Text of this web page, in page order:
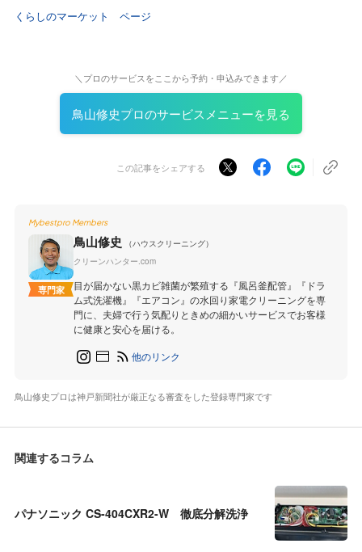
くらしのマーケット ページ
＼プロのサービスをここから予約・申込みできます／
鳥山修史プロのサービスメニューを見る
この記事をシェアする
Mybestpro Members
専門家
鳥山修史
（ハウスクリーニング）
クリーンハンター.com
目が届かない黒カビ雑菌が繁殖する『風呂釜配管』『ドラ
ム式洗濯機』『エアコン』の水回り家電クリーニングを専
門に、夫婦で行う気配りときめの細かいサービスでお客様
に健康と安心を届ける。
他のリンク
鳥山修史プロは神戸新聞社が厳正なる審査をした登録専門家です
関連するコラム
パナソニック CS-404CXR2-W 徹底分解洗浄